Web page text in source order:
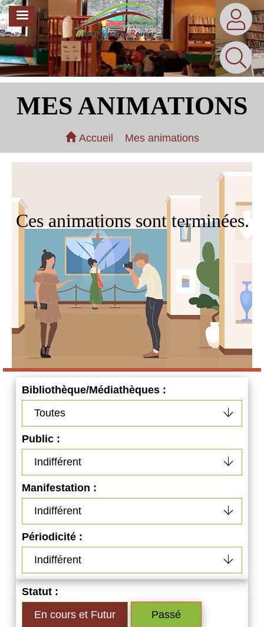
Aller
au
contenu
principal
MENU
MES ANIMATIONS
Accueil Mes animations
Ces animations sont terminées.
Bibliothèque/Médiathèques :
Public :
Manifestation :
Périodicité :
Statut :
En cours et Futur
Passé